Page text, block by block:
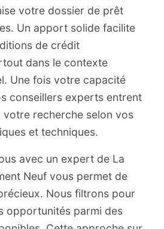
votre dossier de prêt
Un apport solide facilite
de crédit
dans le contexte
Une fois votre capacité
conseillers experts entrent
votre recherche selon vos
et techniques.
avec un expert de La
Neuf vous permet de
Nous filtrons pour
opportunités parmi des